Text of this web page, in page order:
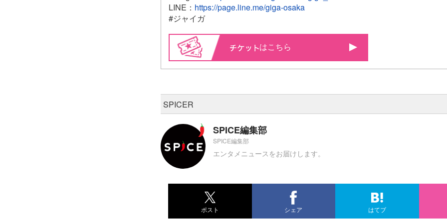
LINE： https://page.line.me/giga-osaka
#ジャイガ
はこちら
SPICER
SPICE編集部
SPICE編集部
エンタメニュースをお届けします。
ポスト シェア はてブ